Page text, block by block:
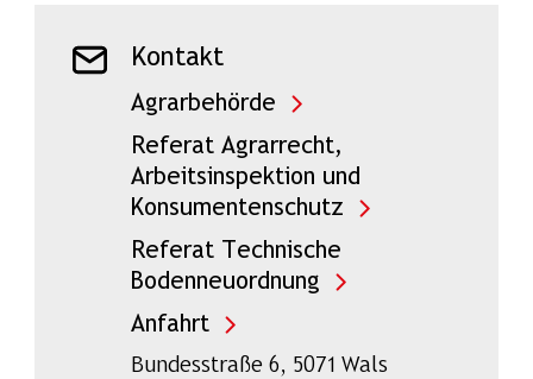
Kontakt
Agrarbehörde
Referat Agrarrecht,
Arbeitsinspektion und
Konsumentenschutz
Referat Technische
Bodenneuordnung
Anfahrt
Bundesstraße 6, 5071 Wals